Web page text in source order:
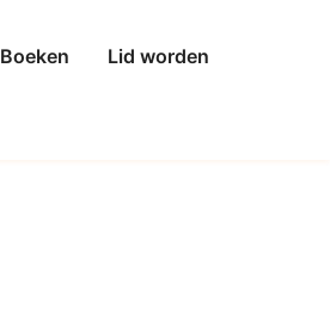
Boeken
Lid worden